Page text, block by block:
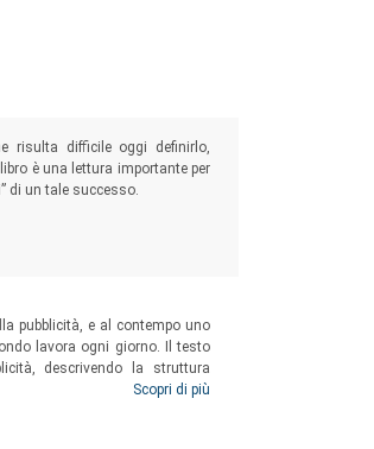
risulta difficile oggi definirlo,
è una lettura importante per
di un tale successo.
pubblicità, e al contempo uno
lavora ogni giorno. Il testo
descrivendo la struttura
le diverse tipologie, le
Scopri di più